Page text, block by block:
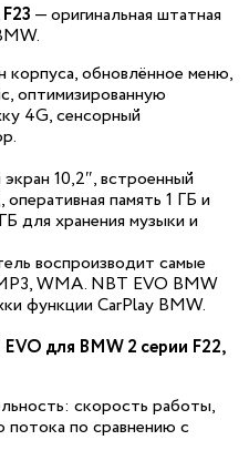
— оригинальная штатная
корпуса, обновлённое меню,
оптимизированную
4G, сенсорный
10,2″, встроенный
память 1 ГБ и
для хранения музыки и
воспроизводит самые
WMA. NBT EVO BMW
функции CarPlay BMW.
для BMW 2 серии F22,
скорость работы,
потока по сравнению с